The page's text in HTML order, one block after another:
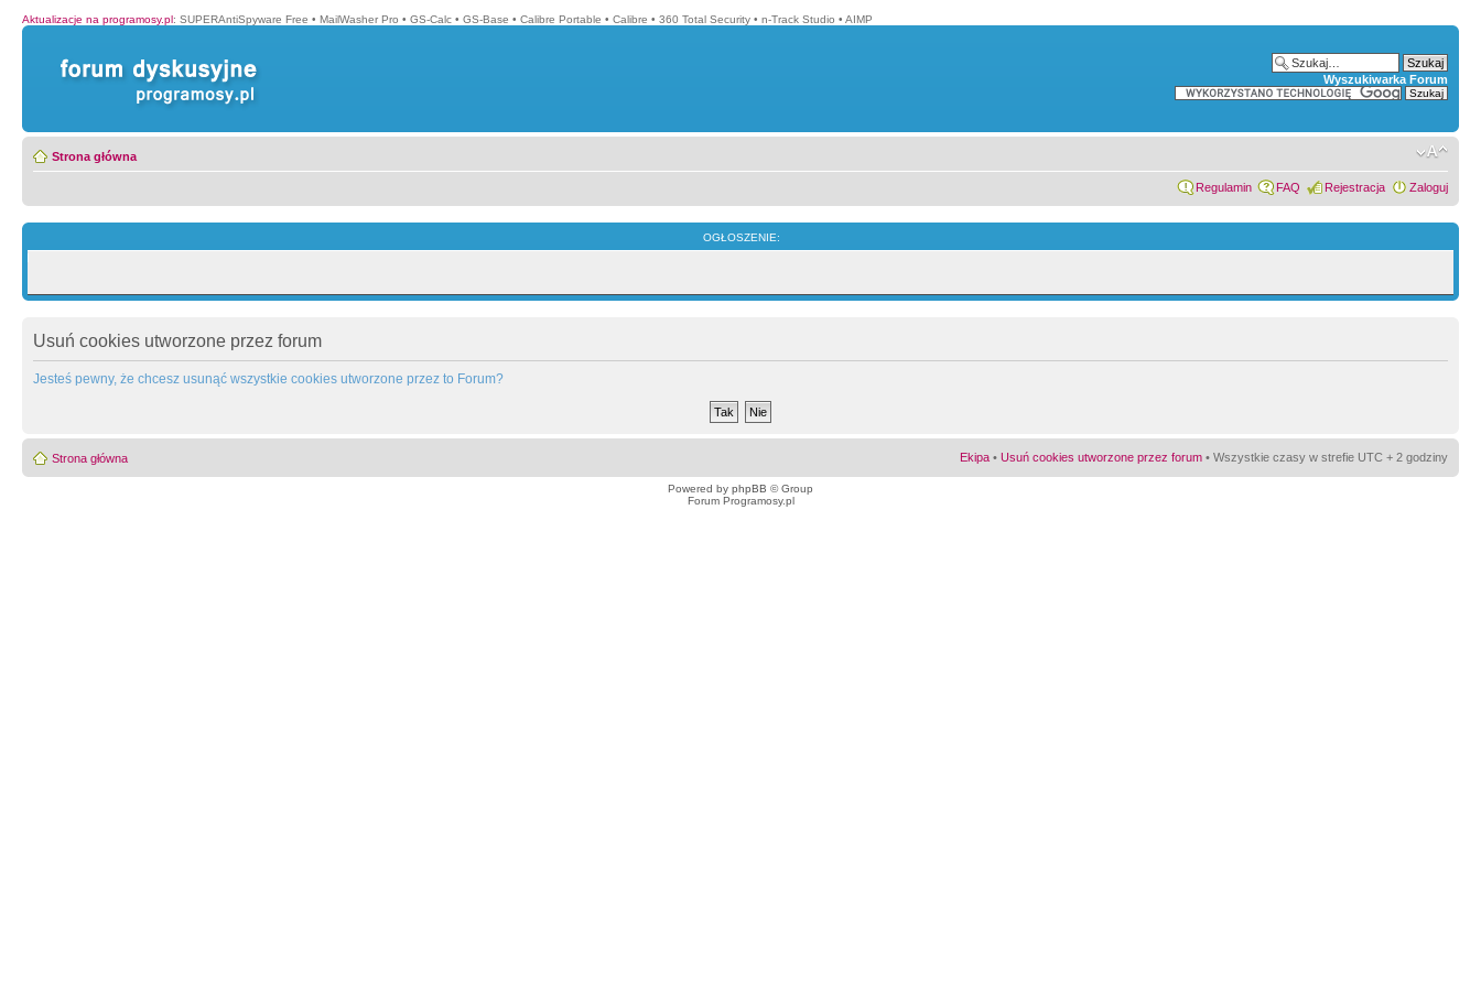
Aktualizacje na programosy.pl: SUPERAntiSpyware Free • MailWasher Pro • GS-Calc • GS-Base • Calibre Portable • Calibre • 360 Total Security • n-Track Studio • AIMP
Wyszukiwarka Forum
Strona główna
Regulamin FAQ Rejestracja Zaloguj
OGŁOSZENIE:
Usuń cookies utworzone przez forum
Jesteś pewny, że chcesz usunąć wszystkie cookies utworzone przez to Forum?
Strona główna Ekipa • Usuń cookies utworzone przez forum • Wszystkie czasy w strefie UTC + 2 godziny
Powered by phpBB © Group
Forum Programosy.pl